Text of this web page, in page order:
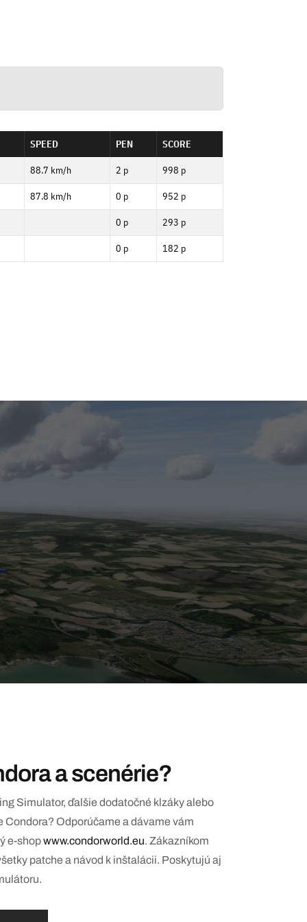
SPEED PEN SCORE
88.7 km/h 2 p 998 p
87.8 km/h 0 p 952 p
0 p 293 p
0 p 182 p
a scenérie?
Simulator, ďalšie dodatočné klzáky alebo
Condora? Odporúčame a dávame vám
e-shopwww.condorworld.eu. Zákazníkom
patche a návod k inštalácii. Poskytujú aj